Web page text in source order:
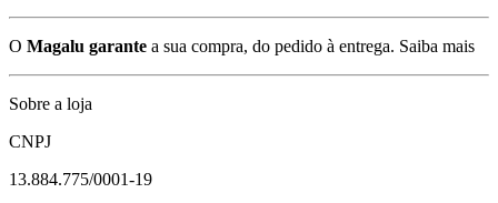
O Magalu garante a sua compra, do pedido à entrega. Saiba mais
Sobre a loja
CNPJ
13.884.775/0001-19